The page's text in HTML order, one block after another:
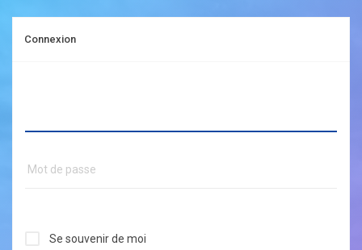
Connexion
Se souvenir de moi